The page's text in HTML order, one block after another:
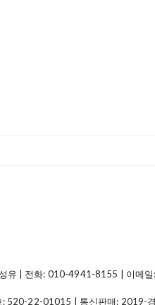
유 | 전화: 010-4941-8155 | 이메
: 520-22-01015 | 통신판매: 2019-